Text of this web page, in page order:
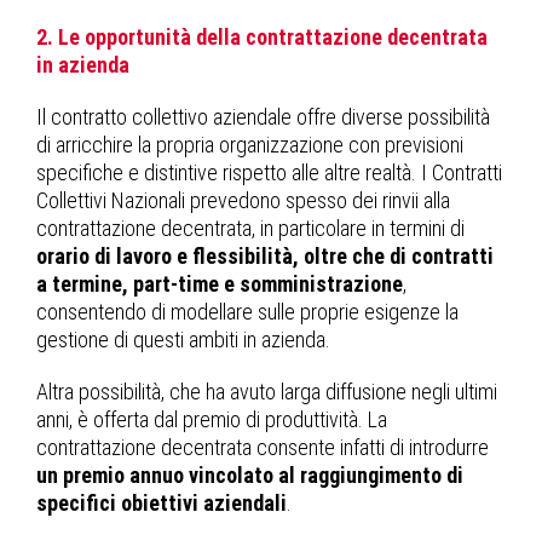
2. Le opportunità della contrattazione decentrata
in azienda
Il contratto collettivo aziendale offre diverse possibilità
di arricchire la propria organizzazione con previsioni
specifiche e distintive rispetto alle altre realtà. I Contratti
Collettivi Nazionali prevedono spesso dei rinvii alla
contrattazione decentrata, in particolare in termini di
orario di lavoro e flessibilità, oltre che di contratti
a termine, part-time e somministrazione,
consentendo di modellare sulle proprie esigenze la
gestione di questi ambiti in azienda.
Altra possibilità, che ha avuto larga diffusione negli ultimi
anni, è offerta dal premio di produttività. La
contrattazione decentrata consente infatti di introdurre
un premio annuo vincolato al raggiungimento di
specifici obiettivi aziendali.